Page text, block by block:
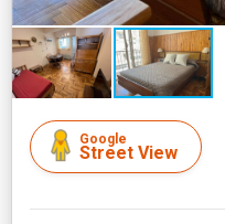
Google
Street View